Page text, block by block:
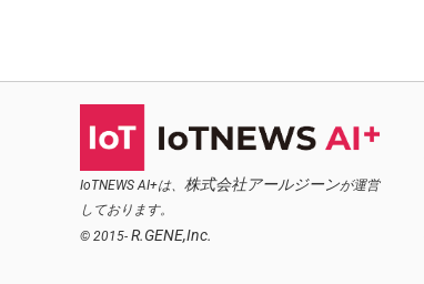
IoTNEWS AI+は、 株式会社アールジーンが運営
しております。
© 2015- R.GENE,Inc.